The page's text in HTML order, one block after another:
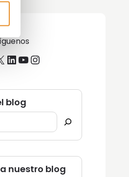
LinkedIn
YouTube
Instagram
blog
nuestro blog